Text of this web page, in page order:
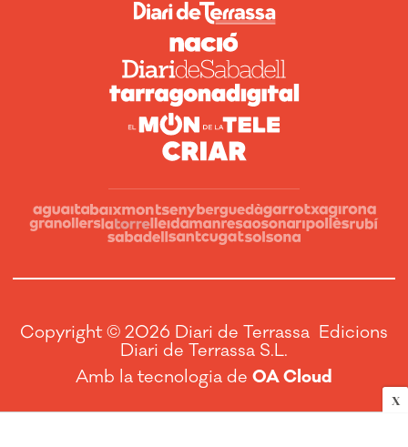
X
Copyright © 2026 Diari de Terrassa Edicions
Diari de Terrassa S.L.
Amb la tecnologia de OA Cloud